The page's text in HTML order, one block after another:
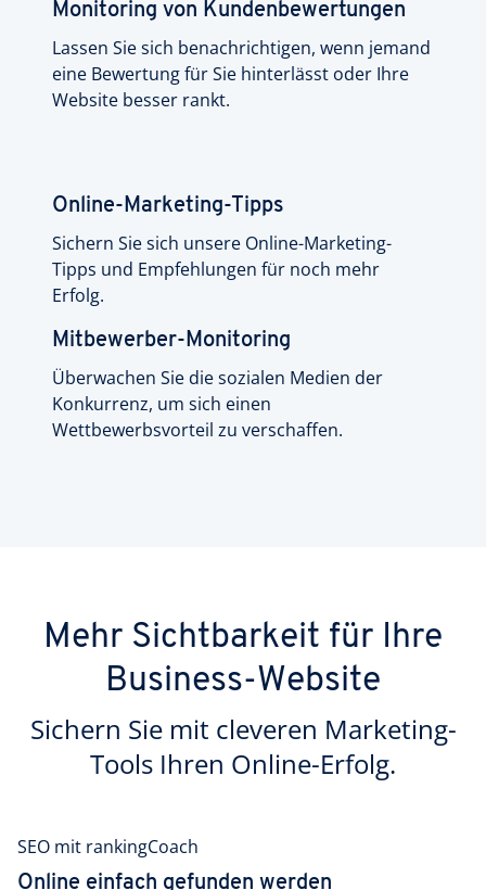
Monitoring von Kundenbewertungen
Lassen Sie sich benachrichtigen, wenn jemand
eine Bewertung für Sie hinterlässt oder Ihre
Website besser rankt.
Online-Marketing-Tipps
Sichern Sie sich unsere Online-Marketing-
Tipps und Empfehlungen für noch mehr
Erfolg.
Mitbewerber-Monitoring
Überwachen Sie die sozialen Medien der
Konkurrenz, um sich einen
Wettbewerbsvorteil zu verschaffen.
Mehr Sichtbarkeit für Ihre
Business-Website
Sichern Sie mit cleveren Marketing-
Tools Ihren Online-Erfolg.
SEO mit rankingCoach
Online einfach gefunden werden